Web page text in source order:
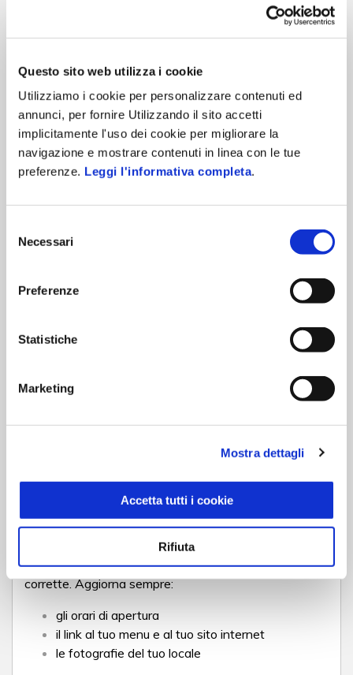
Questo sito web utilizza i cookie
Utilizziamo i cookie per personalizzare contenuti ed
annunci, per fornire Utilizzando il sito accetti
implicitamente l'uso dei cookie per migliorare la
navigazione e mostrare contenuti in linea con le tue
preferenze. Leggi l'informativa completa.
delNecessari
Preferenze
Statistiche
Marketing
Mostra dettagli
Accetta tutti i cookie
Rifiuta
communities
con alta
credibilità
Come ottenere visibilità nelle risposte
dell’AI con la GEO
Percreare contenuti ottimizzati per la GEO
mantenere una struttura di semplice lettura
rispondano rapidamente alle domande degli
utenti.
Citazioni e menzioni sono più probabili quando anche
su forum e siti esterni il locale viene menzionato dalle
I 5 pilastri della strategia GEO per il tuo
Mantieni le informazioni sulla tua attività
Orari assenti o sbagliati, menù e prezzi non aggiornati,
informazioni incoerenti: peressere visibili nelle
è necessario mantenere le
informazioni sul tuo locale coerenti e soprattutto
corrette. Aggiorna sempre:
gli orari di apertura
il link al tuo menu e al tuo sito internet
le fotografie del tuo locale